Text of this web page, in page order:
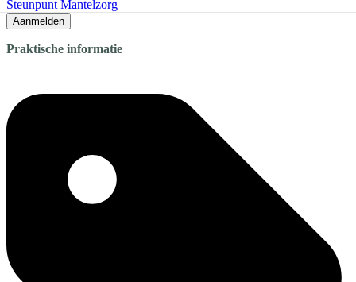
Steunpunt Mantelzorg
Aanmelden
Praktische informatie